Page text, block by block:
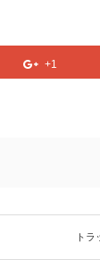
+1
トラ